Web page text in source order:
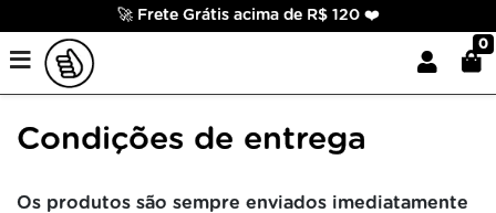
🚀 Frete Grátis acima de R$ 120 ❤️
0
Condições de entrega
Os produtos são sempre enviados imediatamente